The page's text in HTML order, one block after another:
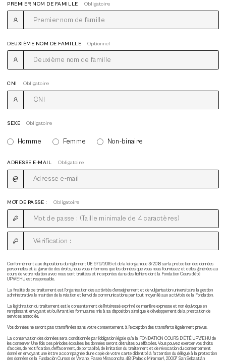
PREMIER NOM DE FAMILLE Obligatoire
DEUXIÈME NOM DE FAMILLE Optionnel
CNI Obligatoire
SEXE Obligatoire
Homme Femme Non-binaire
ADRESSE E-MAIL Obligatoire
MOT DE PASSE : Obligatoire
Conformément aux dispositions du règlement UE 679/2016 et de la loi organique 3/2018 sur la protection des données
personnelles et la garantie des droits, nous vous informons que les données que vous nous fournissez et celles générées au
cours de votre relation avec nous sont traitées et incorporées dans des fichiers dont la Fondation Cours d'été
UPV/EHU est responsable.
La finalité de ce traitement est l'organisation des activités d'enseignement et de vulgarisation universitaire, la gestion
administrative, le maintien de la relation et l'envoi de communications par tout moyen lié aux activités de la Fondation.
La légitimation du traitement est le consentement de l'intéressé exprimé de manière expresse et non équivoque en
remplissant, envoyant et/ou livrant les formulaires mis à sa disposition, ainsi que le développement de la prestation de
services associée.
Vos données ne seront pas transférées sans votre consentement, à l'exception des transferts légalement prévus.
La conservation des données sera conditionnée par l'obligation légale qu'a la FONDATION COURS D'ÉTÉ UPV/EHU de
les conserver. Une fois ces périodes écoulées, les données seront détruites ou effacées. Vous pouvez exercer vos droits
d'accès, de rectification, d'effacement, de portabilité, de limitation du traitement et de révocation du consentement
donné en envoyant une lettre accompagnée d'une copie de votre carte d'identité à l'attention du délégué à la protection
des données de la Fundación Cursos de Verano, Paseo Miraconcha 48 (Palacio Miramar), 20007 San Sebastián